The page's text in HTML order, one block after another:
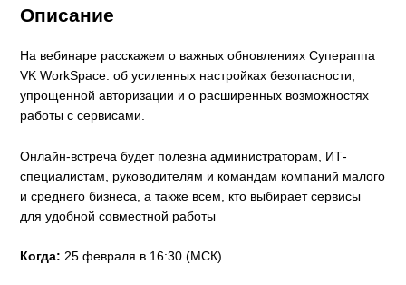
Описание
На вебинаре расскажем о важных обновлениях Супераппа
VK WorkSpace: об усиленных настройках безопасности,
упрощенной авторизации и о расширенных возможностях
работы с сервисами.
Онлайн-встреча будет полезна администраторам, ИТ-
специалистам, руководителям и командам компаний малого
и среднего бизнеса, а также всем, кто выбирает сервисы
для удобной совместной работы
Когда: 25 февраля в 16:30 (МСК)